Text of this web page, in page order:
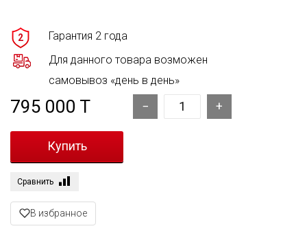
2
Гарантия 2 года
Для данного товара возможен
самовывоз «день в день»
795 000 T
Сравнить
В избранное